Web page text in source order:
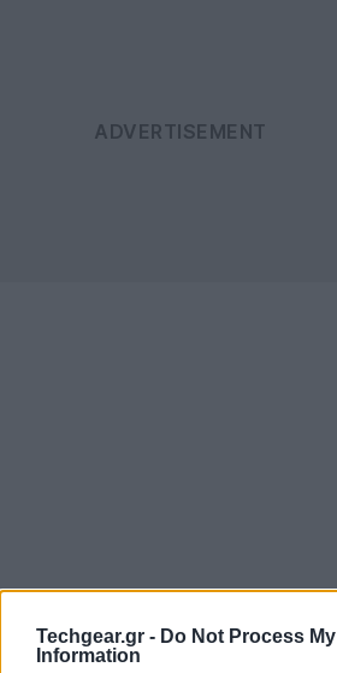
Techgear.gr - Do Not Process
Information